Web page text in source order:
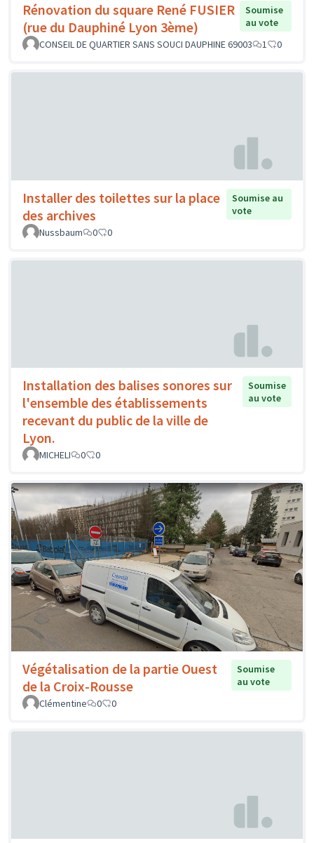
Rénovation du square René FUSIER
(rue du Dauphiné Lyon 3ème)
Soumise
au vote
CONSEIL DE QUARTIER SANS SOUCI DAUPHINE 69003
1 0
Installer des toilettes sur la place
des archives
Soumise au
vote
Nussbaum
0 0
Installation des balises sonores sur
l'ensemble des établissements
recevant du public de la ville de
Lyon.
Soumise
au vote
MICHELI 0 0
Végétalisation de la partie Ouest
de la Croix-Rousse
Soumise
au vote
Clémentine
0 0